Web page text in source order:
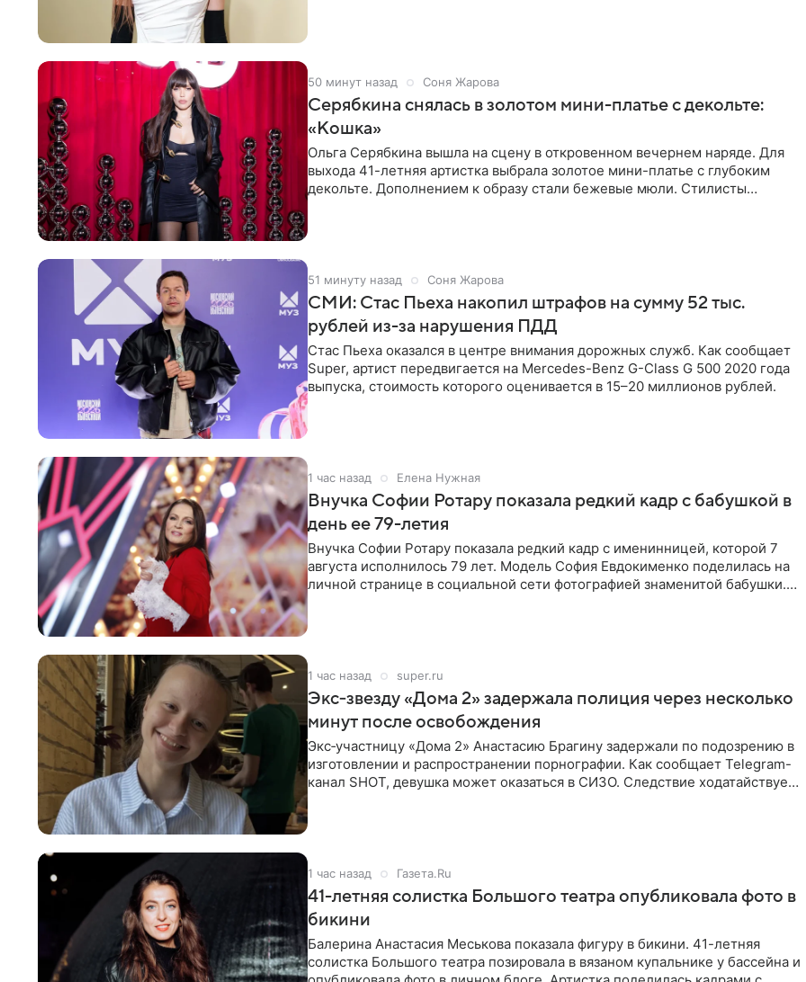
50 минут назад Соня Жарова
Серябкина снялась в золотом мини-платье с декольте:
«Кошка»
Ольга Серябкина вышла на сцену в откровенном вечернем наряде. Для
выхода 41-летняя артистка выбрала золотое мини-платье с глубоким
декольте. Дополнением к образу стали бежевые мюли. Стилисты
51 минуту назад Соня Жарова
СМИ: Стас Пьеха накопил штрафов на сумму 52 тыс.
рублей из-за нарушения ПДД
Стас Пьеха оказался в центре внимания дорожных служб. Как сообщает
Super, артист передвигается на Mercedes-Benz G-Class G 500 2020 года
выпуска, стоимость которого оценивается в 15–20 миллионов рублей.
1 час назад Елена Нужная
Внучка Софии Ротару показала редкий кадр с бабушкой в
день ее 79-летия
Внучка Софии Ротару показала редкий кадр с именинницей, которой 7
августа исполнилось 79 лет. Модель София Евдокименко поделилась на
личной странице в социальной сети фотографией знаменитой бабушки.
1 час назад super.ru
Экс‑звезду «Дома 2» задержала полиция через несколько
минут после освобождения
Экс‑участницу «Дома 2» Анастасию Брагину задержали по подозрению в
изготовлении и распространении порнографии. Как сообщает Telegram-
канал SHOT, девушка может оказаться в СИЗО. Следствие ходатайствует
1 час назад Газета.Ru
41-летняя солистка Большого театра опубликовала фото в
бикини
Балерина Анастасия Меськова показала фигуру в бикини. 41-летняя
солистка Большого театра позировала в вязаном купальнике у бассейна и